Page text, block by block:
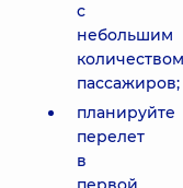
с
небольшим
количеством
пассажиров;
планируйте
перелет
в